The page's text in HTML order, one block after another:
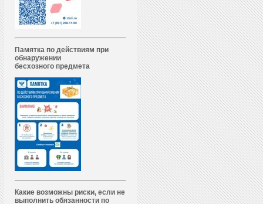
Памятка по действиям при
обнаружении
бесхозного предмета
Какие возможны риски, если не
выполнить обязанности по